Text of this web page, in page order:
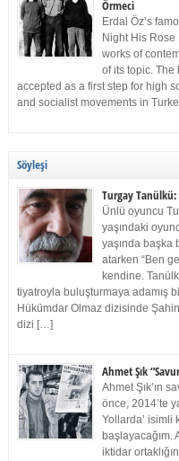
Örmeci
Erdal Öz’s
Night His Rose
works of
of its topic. The
accepted as a first step for high
and socialist movements in
Söyleşi
Turgay Tanülkü:
Ünlü oyuncu
yaşındaki
yaşında başka
atarken “Ben
kendine.
tiyatroyla buluşturmaya adamış
Hükümdar Olmaz dizisinde
dizi […]
Ahmet Şık
Ahmet Şık’ın
önce, 2014’te
Yollarda’ isimli
başlayacağım.
iktidar